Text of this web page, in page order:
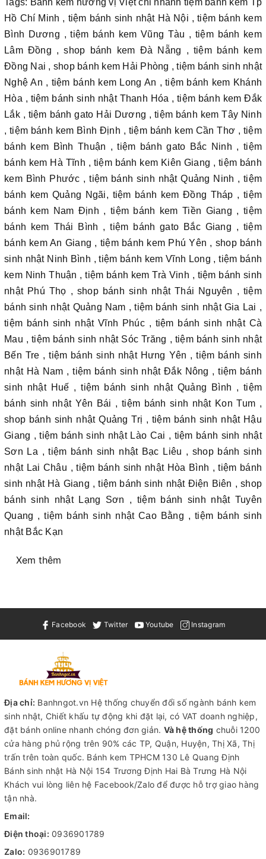
Hồ Chí Minh , tiệm bánh sinh nhật Hà Nội , tiệm bánh kem
Bình Dương , tiệm bánh kem Vũng Tàu , tiệm bánh kem
Lâm Đồng , shop bánh kem Đà Nẵng , tiệm bánh kem
Đồng Nai , shop bánh kem Hải Phòng , tiệm bánh sinh nhật
Nghệ An , tiệm bánh kem Long An , tiệm bánh kem Khánh
Hòa , tiệm bánh sinh nhật Thanh Hóa , tiệm bánh kem Đắk
Lắk , tiệm bánh gato Hải Dương , tiệm bánh kem Tây Ninh
, tiệm bánh kem Bình Định , tiệm bánh kem Cần Thơ , tiệm
bánh kem Bình Thuận , tiệm bánh gato Bắc Ninh , tiệm
bánh kem Hà Tĩnh , tiệm bánh kem Kiên Giang , tiệm bánh
kem Bình Phước , tiệm bánh sinh nhật Quảng Ninh , tiệm
bánh kem Quảng Ngãi, tiệm bánh kem Đồng Tháp , tiệm
bánh kem Nam Định , tiệm bánh kem Tiền Giang , tiệm
bánh kem Thái Bình , tiệm bánh gato Bắc Giang , tiệm
bánh kem An Giang , tiệm bánh kem Phú Yên , shop bánh
sinh nhật Ninh Bình , tiệm bánh kem Vĩnh Long , tiệm bánh
kem Ninh Thuận , tiệm bánh kem Trà Vinh , tiệm bánh sinh
nhật Phú Thọ , shop bánh sinh nhật Thái Nguyên , tiệm
bánh sinh nhật Quảng Nam , tiệm bánh sinh nhật Gia Lai ,
tiệm bánh sinh nhật Vĩnh Phúc , tiệm bánh sinh nhật Cà
Mau , tiệm bánh sinh nhật Sóc Trăng , tiệm bánh sinh nhật
Bến Tre , tiệm bánh sinh nhật Hưng Yên , tiệm bánh sinh
nhật Hà Nam , tiệm bánh sinh nhật Đắk Nông , tiệm bánh
sinh nhật Huế , tiệm bánh sinh nhật Quảng Bình , tiệm
bánh sinh nhật Yên Bái , tiệm bánh sinh nhật Kon Tum ,
shop bánh sinh nhật Quảng Trị , tiệm bánh sinh nhật Hậu
Giang , tiệm bánh sinh nhật Lào Cai , tiệm bánh sinh nhật
Sơn La , tiệm bánh sinh nhật Bạc Liêu , shop bánh sinh
nhật Lai Châu , tiệm bánh sinh nhật Hòa Bình , tiệm bánh
sinh nhật Hà Giang , tiệm bánh sinh nhật Điện Biên , shop
bánh sinh nhật Lạng Sơn , tiệm bánh sinh nhật Tuyên
Quang , tiệm bánh sinh nhật Cao Bằng , tiệm bánh sinh
nhật Bắc Kạn
Xem thêm
Facebook Twitter Youtube Instagram
Địa chỉ: Banhngot.vn Hệ thống chuyển đổi số ngành bánh kem
sinh nhật, Chiết khấu tự động khi đặt lại, có VAT doanh nghiệp,
đặt bánh online nhanh chóng đơn giản. Và hệ thống chuỗi 1200
cửa hàng phủ rộng trên 90% các TP, Quận, Huyện, Thị Xã, Thị
trấn trên toàn quốc. Bánh kem TPHCM130 Lê Quang Định
Bánh sinh nhật Hà Nội 154 Trương Định Hai Bà Trưng Hà Nội
Khách vui lòng liên hệ Facebook/Zalo để được hỗ trợ giao hàng
tận nhà.
Email:
Điện thoại: 0936901789
Zalo: 0936901789